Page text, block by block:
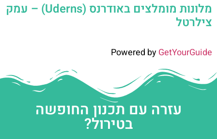
מלונות מומלצים באודרנס (Uderns) – עמק
צילרטל
Powered byGetYourGuide
עזרה עם תכנון החופשה
בטירול?